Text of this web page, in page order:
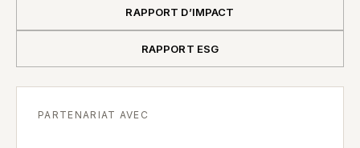
RAPPORT D’IMPACT
RAPPORT ESG
PARTENARIAT AVEC